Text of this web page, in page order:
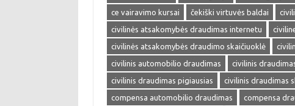
ce vairavimo kursai
čekiški virtuvės baldai
civilinės atsakomybės draudimas internetu
civilinės atsakomybės draudimo skaičiuoklė
civilinis automobilio draudimas
civilinis
civilinis draudimas pigiausias
civilinis draudimas
compensa automobilio draudimas
compensa